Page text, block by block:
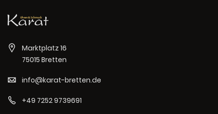
Marktplatz 16
75015 Bretten
info@karat-bretten.de
+49 7252 9739691